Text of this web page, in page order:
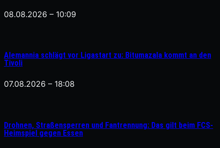
08.08.2026 – 10:09
Alemannia schlägt vor Ligastart zu: Bitumazala kommt an den
Tivoli
07.08.2026 – 18:08
Drohnen, Straßensperren und Fantrennung: Das gilt beim FCS-
Heimspiel gegen Essen